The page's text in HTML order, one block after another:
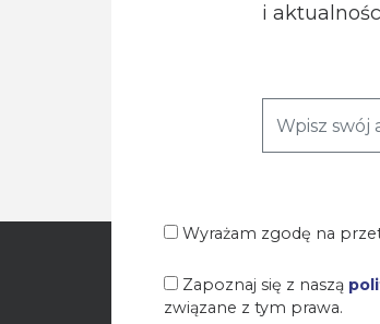
i
Wyrażam zgodę na
Zapoznaj się z naszą
związane z tym prawa.